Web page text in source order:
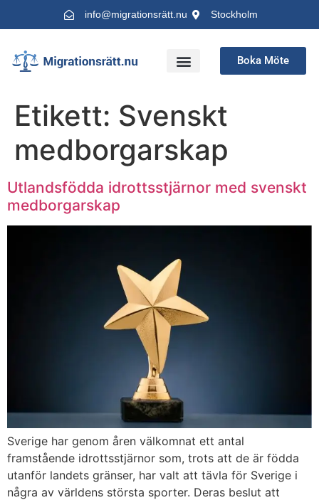
info@migrationsrätt.nu Stockholm
Boka Möte
Etikett: Svenskt
medborgarskap
Utlandsfödda idrottsstjärnor med svenskt
medborgarskap
Sverige har genom åren välkomnat ett antal
framstående idrottsstjärnor som, trots att de är födda
utanför landets gränser, har valt att tävla för Sverige i
några av världens största sporter. Deras beslut att